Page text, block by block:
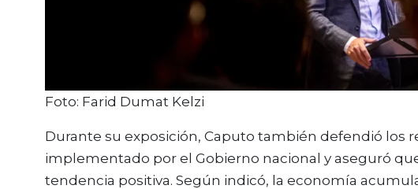
Foto: Farid Dumat Kelzi
Durante su exposición, Caputo también defendió los
implementado por el Gobierno nacional y aseguró
tendencia positiva. Según indicó, la economía